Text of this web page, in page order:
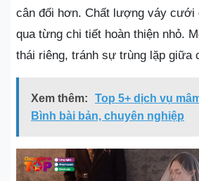
cân đối hơn. Chất lượng váy cưới
qua từng chi tiết hoàn thiện nhỏ.
thái riêng, tránh sự trùng lặp giữa
Xem thêm:
Top 5+ dịch vụ
Bình bài bản, chuyên nghiệp